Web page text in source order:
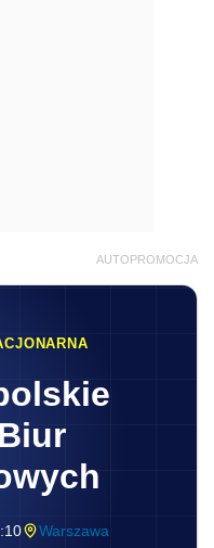
AUTOPROMOCJA
Warszawa